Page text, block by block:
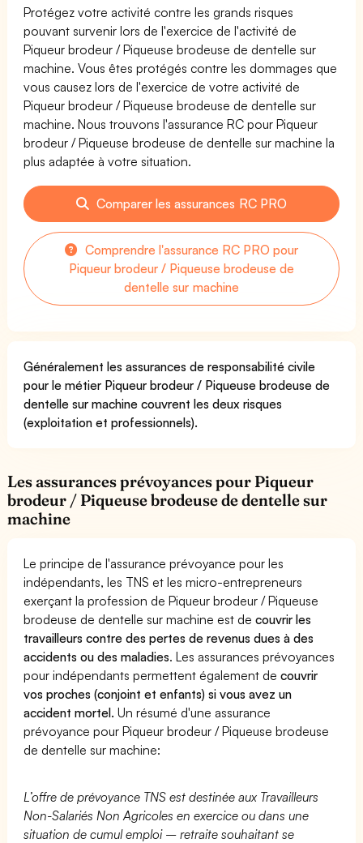
Protégez votre activité contre les grands risques
pouvant survenir lors de l'exercice de l'activité de
Piqueur brodeur / Piqueuse brodeuse de dentelle sur
machine. Vous êtes protégés contre les dommages que
vous causez lors de l'exercice de votre activité de
Piqueur brodeur / Piqueuse brodeuse de dentelle sur
machine. Nous trouvons l'assurance RC pour Piqueur
brodeur / Piqueuse brodeuse de dentelle sur machine la
plus adaptée à votre situation.
Comparer les assurances RC PRO
Comprendre l'assurance RC PRO pour
Piqueur brodeur / Piqueuse brodeuse de
dentelle sur machine
Généralement les assurances de responsabilité civile
pour le métier Piqueur brodeur / Piqueuse brodeuse de
dentelle sur machine couvrent les deux risques
(exploitation et professionnels).
Les assurances prévoyances pour Piqueur
brodeur / Piqueuse brodeuse de dentelle sur
machine
Le principe de l'assurance prévoyance pour les
indépendants, les TNS et les micro-entrepreneurs
exerçant la profession de Piqueur brodeur / Piqueuse
brodeuse de dentelle sur machine est decouvrir les
travailleurs contre des pertes de revenus dues à des
accidents ou des maladies. Les assurances prévoyances
pour indépendants permettent également decouvrir
vos proches (conjoint et enfants) si vous avez un
accident mortel. Un résumé d'une assurance
prévoyance pour Piqueur brodeur / Piqueuse brodeuse
de dentelle sur machine:
L’offre de prévoyance TNS est destinée aux Travailleurs
Non-Salariés Non Agricoles en exercice ou dans une
situation de cumul emploi – retraite souhaitant se